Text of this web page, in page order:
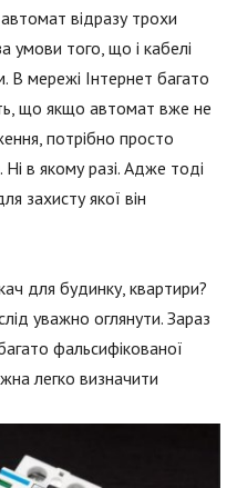
відразу трохи
умови того, що і кабелі
В мережі Інтернет багато
що якщо автомат вже не
потрібно просто
в якому разі. Адже тоді
захисту якої він
для будинку, квартири?
уважно оглянути. Зараз
фальсифікованої
легко визначити